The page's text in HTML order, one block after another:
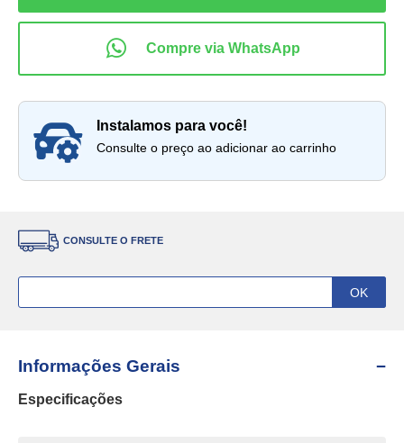
instalamos para você!
Consulte o preço ao adicionar ao carrinho
CONSULTE O FRETE
Informações Gerais
Especificações